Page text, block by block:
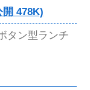
478K)
タン型ランチ